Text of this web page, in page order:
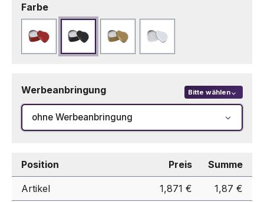
Farbeauswählen
Rot SchwarzVergoldetWeiß
Werbeanbringung Bitte wählen
ohne Werbeanbringung
Position Preis Summe
Artikel 1,871 € 1,87 €